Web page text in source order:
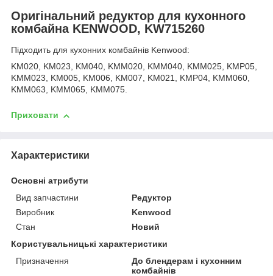
Оригінальний редуктор для кухонного
комбайна KENWOOD, KW715260
Підходить для кухонних комбайнів Kenwood:
KM020, KM023, KM040, KMM020, KMM040, KMM025, KMP05,
KMM023, KM005, KM006, KM007, KM021, KMP04, KMM060,
KMM063, KMM065, KMM075.
Приховати
Характеристики
Основні атрибути
Вид запчастини
Редуктор
Виробник
Kenwood
Стан
Новий
Користувальницькі характеристики
Призначення
До блендерам і кухонним
комбайнів